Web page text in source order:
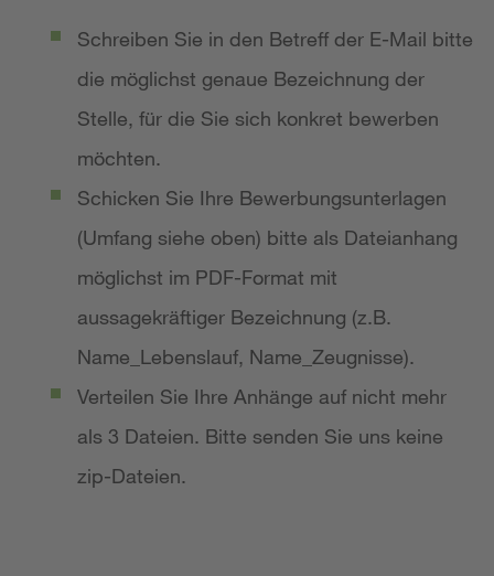
Schreiben Sie in den Betreff der E-Mail bitte
die möglichst genaue Bezeichnung der
Stelle, für die Sie sich konkret bewerben
möchten.
Schicken Sie Ihre Bewerbungsunterlagen
(Umfang siehe oben) bitte als Dateianhang
möglichst im PDF-Format mit
aussagekräftiger Bezeichnung (z.B.
Name_Lebenslauf, Name_Zeugnisse).
Verteilen Sie Ihre Anhänge auf nicht mehr
als 3 Dateien. Bitte senden Sie uns keine
zip-Dateien.